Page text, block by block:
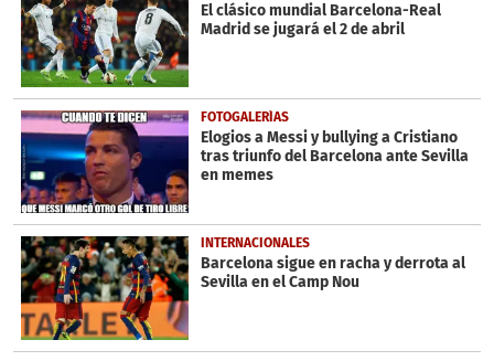
El clásico mundial Barcelona-Real
Madrid se jugará el 2 de abril
FOTOGALERÍAS
Elogios a Messi y bullying a Cristiano
tras triunfo del Barcelona ante Sevilla
en memes
INTERNACIONALES
Barcelona sigue en racha y derrota al
Sevilla en el Camp Nou